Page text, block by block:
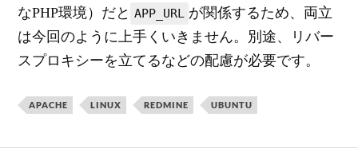
なPHP環境）だと APP_URL が関係するため、両立
は今回のように上手くいきません。別途、リバー
スプロキシーを立てるなどの配慮が必要です。
APACHE LINUX REDMINE UBUNTU